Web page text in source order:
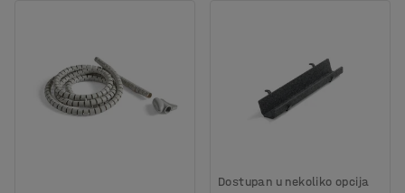
Dostupan u nekoliko opcija